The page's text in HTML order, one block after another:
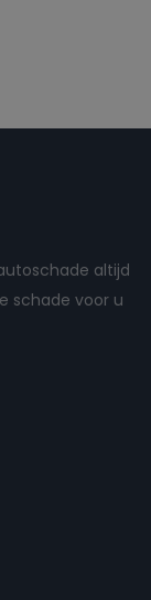
altijd
schade voor u